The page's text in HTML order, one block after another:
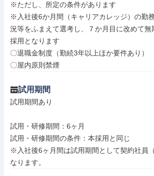
※ただし、所定の条件があります
※入社後6か月間（キャリアカレッジ）の勤
況等をふまえて選考し、７か月目に改めて
採用となります
〇退職金制度（勤続3年以上ほか要件あり）
〇屋内原則禁煙
試用期間
試用期間あり
試用・研修期間：6ヶ月
試用・研修期間の条件：本採用と同じ
※入社後6ヶ月間は試用期間として契約社員